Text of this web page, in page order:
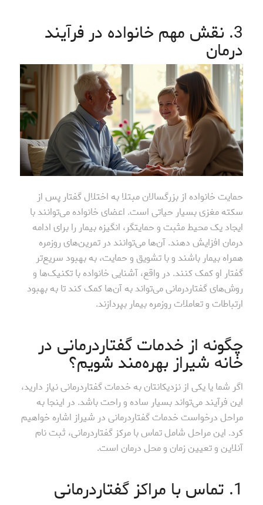
3. نقش مهم خانواده در فرآیند
درمان
حمایت خانواده از بزرگسالان مبتلا به اختلال گفتار پس از
سکته مغزی بسیار حیاتی است. اعضای خانواده می‌توانند با
ایجاد یک محیط مثبت و حمایتگر، انگیزه بیمار را برای ادامه
درمان افزایش دهند. آن‌ها می‌توانند در تمرین‌های روزمره
همراه بیمار باشند و با تشویق و حمایت، به بهبود سریع‌تر
گفتار او کمک کنند. در واقع، آشنایی خانواده با تکنیک‌ها و
روش‌های گفتاردرمانی می‌تواند به آن‌ها کمک کند تا به بهبود
ارتباطات و تعاملات روزمره بیمار بپردازند.
چگونه از خدمات گفتاردرمانی در
خانه شیراز بهره‌مند شویم؟
اگر شما یا یکی از نزدیکانتان به خدمات گفتاردرمانی نیاز دارید،
این فرآیند می‌تواند بسیار ساده و راحت باشد. در اینجا به
مراحل درخواست خدمات گفتاردرمانی در شیراز اشاره خواهیم
کرد. این مراحل شامل تماس با مرکز گفتاردرمانی، ثبت نام
آنلاین و تعیین زمان و محل درمان است.
1. تماس با مراکز گفتاردرمانی